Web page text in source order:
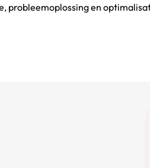
probleemoplossing en